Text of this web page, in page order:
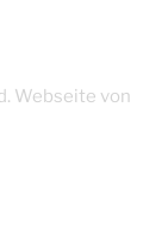
Webseite von